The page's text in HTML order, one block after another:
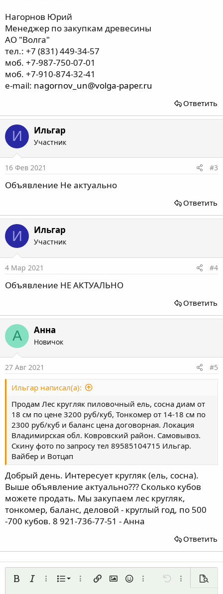
Нагорнов Юрий
Менеджер по закупкам древесины
АО "Волга"
тел.: +7 (831) 449-34-57
моб. +7-987-750-07-01
моб. +7-910-874-32-41
e-mail: nagornov_un@volga-paper.ru
Ответить
И Ильгар
Участник
16 Фев 2021 #3
Объявление Не актуально
Ответить
И Ильгар
Участник
4 Мар 2021 #4
Объявление НЕ АКТУАЛЬНО
Ответить
А Анна
Новичок
27 Авг 2021 #5
Ильгар написал(а):
Продам Лес кругляк пиловочный ель, сосна диам от
18 см по цене 3200 руб/куб, Тонкомер от 14-18 см по
2300 руб/куб и баланс цена договорная. Локация
Владимирская обл. Ковровский район. Самовывоз.
Скину фото по запросу тел 89585104715 Ильгар.
Вайбер и Вотцап
Добрый день. Интересует кругляк (ель, сосна).
Выше объявление актуально??? Сколько кубов
можете продать. Мы закупаем лес кругляк,
тонкомер, баланс, деловой - круглый год, по 500
-700 кубов. 8 921-736-77-51 - Анна
Ответить
ЖирныйКурсивДополнительно...
Список Нумерованный список
Дополнительно...
Вставить ссылку
Вставить изображение
СмайлыДополнительно...
Отменить